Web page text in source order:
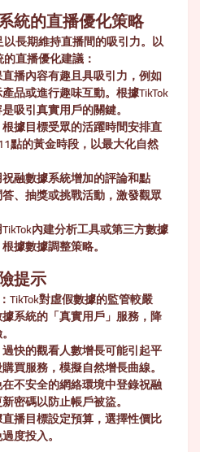
統的直播優化策略
長期維持直播間的吸引力。以
直播優化建議：
直播內容有趣且具吸引力，例如
品或進行趣味互動。根據TikTok
吸引真實用戶的關鍵。
根據目標受眾的活躍時間安排直
點的黃金時段，以最大化自然
祝融數據系統增加的評論和點
、抽獎或挑戰活動，激發觀眾
TikTok內建分析工具或第三方數據
據數據調整策略。
提示
：TikTok對虛假數據的監管較嚴
系統的「真實用戶」服務，降
過快的觀看人數增長可能引起平
買服務，模擬自然增長曲線。
在不安全的網絡環境中登錄祝融
密碼以防止帳戶被盜。
直播目標設定預算，選擇性價比
度投入。